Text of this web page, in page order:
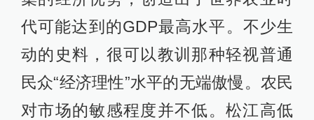
代可能达到的GDP最高水平。不少生
动的史料，很可以教训那种轻视普通
民众“经济理性”水平的无端傲慢。农民
对市场的敏感程度并不低。松江高低